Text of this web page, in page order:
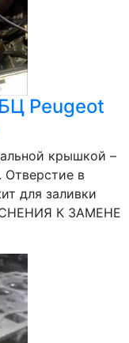
Peugeot
крышкой –
Отверстие в
для заливки
К ЗАМЕНЕ